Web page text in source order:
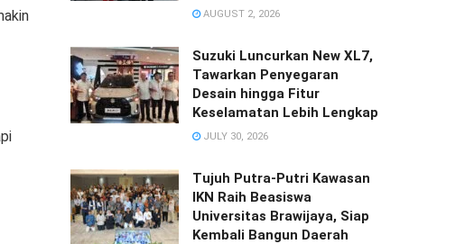
AUGUST 2, 2026
Suzuki Luncurkan New XL7,
Tawarkan Penyegaran
Desain hingga Fitur
Keselamatan Lebih Lengkap
JULY 30, 2026
Tujuh Putra-Putri Kawasan
IKN Raih Beasiswa
Universitas Brawijaya, Siap
Kembali Bangun Daerah